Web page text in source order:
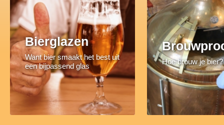
Bierglazen
Want bier smaakt het best uit
een bijpassend glas
Hoe brouw je bier?